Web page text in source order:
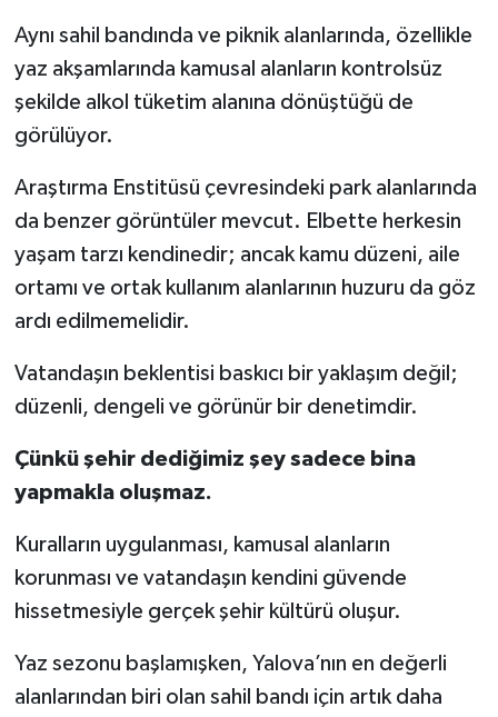
Aynı sahil bandında ve piknik alanlarında, özellikle
yaz akşamlarında kamusal alanların kontrolsüz
şekilde alkol tüketim alanına dönüştüğü de
görülüyor.
Araştırma Enstitüsü çevresindeki park alanlarında
da benzer görüntüler mevcut. Elbette herkesin
yaşam tarzı kendinedir; ancak kamu düzeni, aile
ortamı ve ortak kullanım alanlarının huzuru da göz
ardı edilmemelidir.
Vatandaşın beklentisi baskıcı bir yaklaşım değil;
düzenli, dengeli ve görünür bir denetimdir.
Çünkü şehir dediğimiz şey sadece bina
yapmakla oluşmaz.
Kuralların uygulanması, kamusal alanların
korunması ve vatandaşın kendini güvende
hissetmesiyle gerçek şehir kültürü oluşur.
Yaz sezonu başlamışken, Yalova’nın en değerli
alanlarından biri olan sahil bandı için artık daha